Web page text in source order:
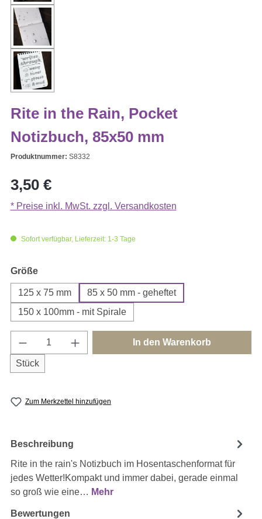
Rite in the Rain, Pocket
Notizbuch, 85x50 mm
Produktnummer: S8332
Regulärer Preis:
3,50 €
* Preise inkl. MwSt. zzgl. Versandkosten
Sofort verfügbar, Lieferzeit: 1-3 Tage
Größeauswählen
125 x 75 mm
85 x 50 mm - geheftet
150 x 100mm - mit Spirale
Produkt Anzahl: Gib den gewünschten
Stück
In den Warenkorb
Zum Merkzettel hinzufügen
Beschreibung
Rite in the rain's Notizbuch im Hosentaschenformat für
jedes Wetter!Kompakt und immer dabei, gerade einmal
so groß wie eine… Mehr
Bewertungen